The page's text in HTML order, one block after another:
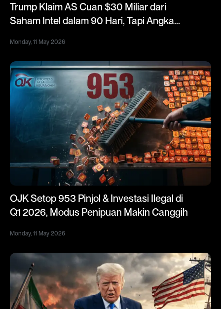
Trump Klaim AS Cuan $30 Miliar dari
Saham Intel dalam 90 Hari, Tapi Angka
Monday, 11 May 2026
OJK Setop 953 Pinjol & Investasi Ilegal di
Q1 2026, Modus Penipuan Makin Canggih
Monday, 11 May 2026